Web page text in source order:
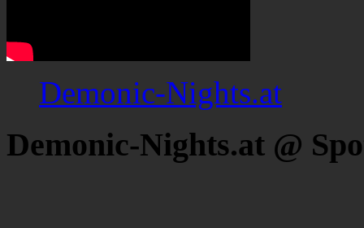
Demonic-Nights.at
Demonic-Nights.at @